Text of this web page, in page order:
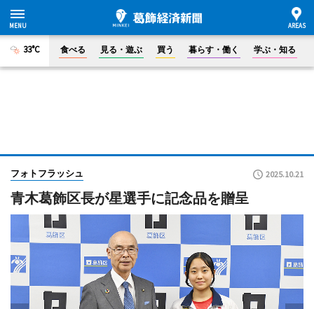
33°C 食べる 見る・遊ぶ 買う 暮らす・働く 学ぶ・知る
フォトフラッシュ 2025.10.21
青木葛飾区長が星選手に記念品を贈呈